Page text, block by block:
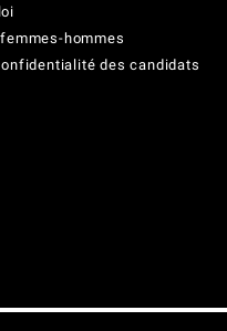
hommes
des candidats